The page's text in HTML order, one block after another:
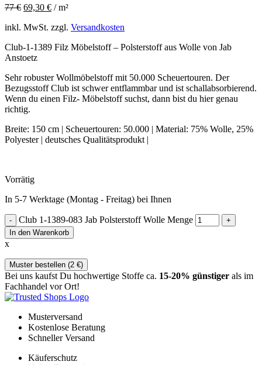
77€ 69,30 € /m²
inkl. MwSt. zzgl. Versandkosten
Club-1-1389 Filz Möbelstoff – Polsterstoff aus Wolle von Jab
Anstoetz
Sehr robuster Wollmöbelstoff mit 50.000 Scheuertouren. Der
Bezugsstoff Club ist schwer entflammbar und ist schallabsorbierend.
Wenn du einen Filz- Möbelstoff suchst, dann bist du hier genau
richtig.
Breite: 150 cm | Scheuertouren: 50.000 | Material: 75% Wolle, 25%
Polyester | deutsches Qualitätsprodukt |
Vorrätig
In 5-7 Werktage (Montag - Freitag) bei Ihnen
Club 1-1389-083 Jab Polsterstoff Wolle Menge
In den Warenkorb
x
Muster bestellen (2 €)
Bei uns kaufst Du hochwertige Stoffe ca. 15-20% günstiger als im
Fachhandel vor Ort!
Musterversand
Kostenlose Beratung
Schneller Versand
Käuferschutz